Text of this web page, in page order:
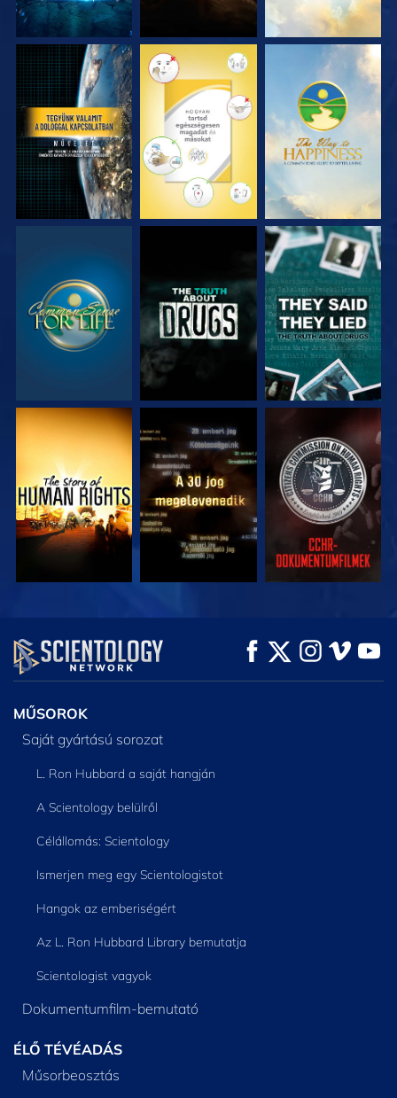
MŰSORNÉZÉS MŰSORNÉZÉS MŰSORNÉZÉS
MŰSORNÉZÉS MŰSORNÉZÉS MŰSORNÉZÉS
MŰSORNÉZÉS MŰSORNÉZÉS MŰSORNÉZÉS
MŰSORNÉZÉS MŰSORNÉZÉS
A SOROZAT
RÉSZEI
MŰSOROK
Saját gyártású sorozat
L. Ron Hubbard a saját hangján
A Scientology belülről
Célállomás: Scientology
Ismerjen meg egy Scientologistot
Hangok az emberiségért
Az L. Ron Hubbard Library bemutatja
Scientologist vagyok
Dokumentumfilm-bemutató
ÉLŐ TÉVÉADÁS
Műsorbeosztás